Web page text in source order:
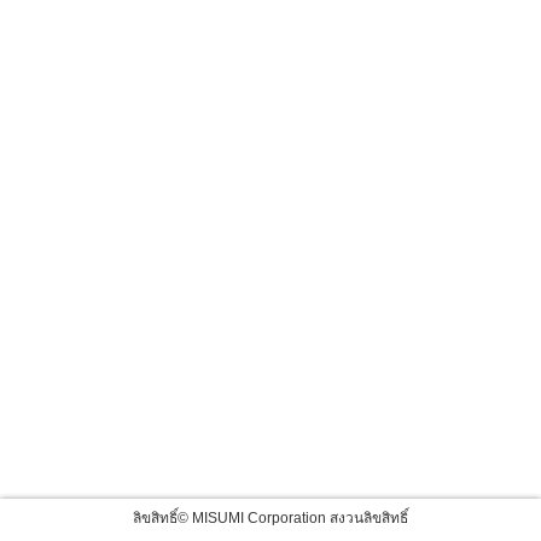
ลิขสิทธิ์© MISUMI Corporation สงวนลิขสิทธิ์